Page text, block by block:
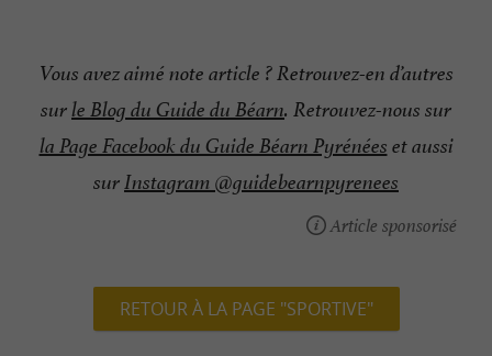
Vous avez aimé note article ? Retrouvez-en d’autres
surle Blog du Guide du Béarn. Retrouvez-nous sur
la Page Facebook du Guide Béarn Pyrénées et aussi
surInstagram @guidebearnpyrenees
Article sponsorisé
RETOUR À LA PAGE "SPORTIVE"